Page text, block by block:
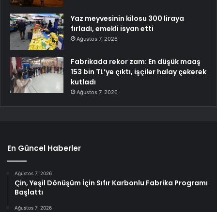
Yaz meyvesinin kilosu 300 liraya
fırladı, emekli isyan etti
Ağustos 7, 2026
Fabrikada rekor zam: En düşük maaş
153 bin TL’ye çıktı, işçiler halay çekerek
kutladı
Ağustos 7, 2026
En Güncel Haberler
Ağustos 7, 2026
Çin, Yeşil Dönüşüm İçin Sıfır Karbonlu Fabrika Programı
Başlattı
Ağustos 7, 2026